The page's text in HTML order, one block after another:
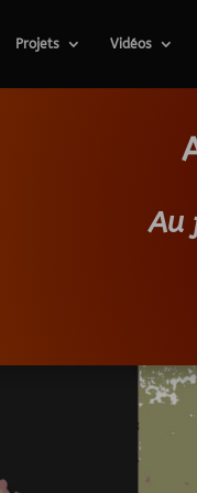
Projets Vidéos
Au